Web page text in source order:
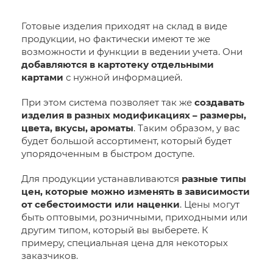
Готовые изделия приходят на склад в виде
продукции, но фактически имеют те же
возможности и функции в ведении учета. Они
добавляются в картотеку отдельными
картами с нужной информацией.
При этом система позволяет так же создавать
изделия в разных модификациях – размеры,
цвета, вкусы, ароматы. Таким образом, у вас
будет большой ассортимент, который будет
упорядоченным в быстром доступе.
Для продукции устанавливаются разные типы
цен, которые можно изменять в зависимости
от себестоимости или наценки. Цены могут
быть оптовыми, розничными, приходными или
другим типом, который вы выберете. К
примеру, специальная цена для некоторых
заказчиков.